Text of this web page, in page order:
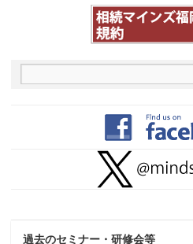
過去のセミナー・研修会等